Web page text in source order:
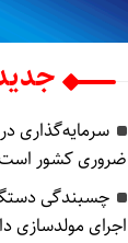
سرمایه‌گذاری
ضروری کشور
چسبندگی
اجرای مولدسازی